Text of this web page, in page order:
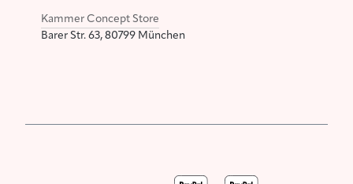
Kammer Concept Store
Barer Str. 63, 80799 München